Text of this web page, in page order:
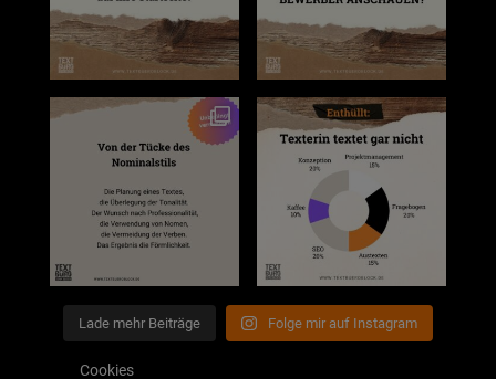
Lade mehr Beiträge Folge mir auf Instagram
Cookies